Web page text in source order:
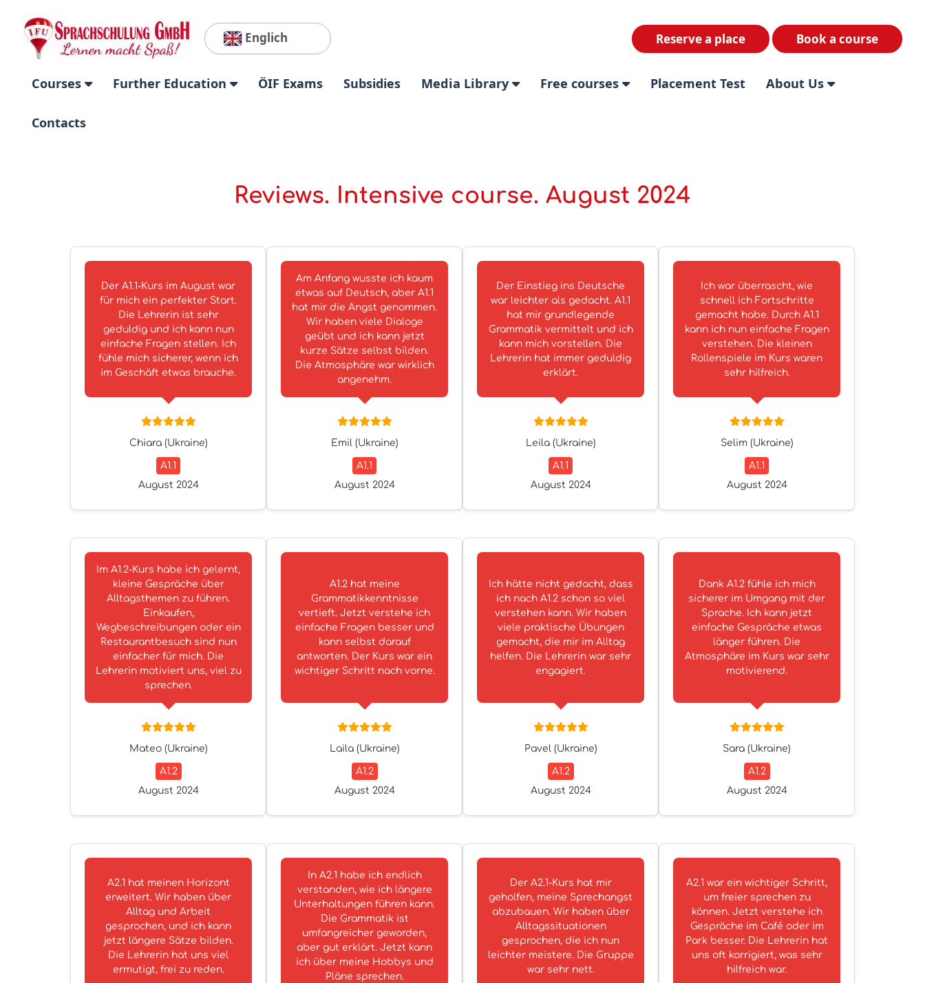
Englich Book a course
Reserve a place
Courses Further Education ÖIF Exams Subsidies Media Library Free courses Placement Test About Us
Contacts
Reviews. Intensive course. August 2024
Der A1.1-Kurs im August war
für mich ein perfekter Start.
Die Lehrerin ist sehr
geduldig und ich kann nun
einfache Fragen stellen. Ich
fühle mich sicherer, wenn ich
im Geschäft etwas brauche.
Chiara (Ukraine)
A1.1
August 2024
Am Anfang wusste ich kaum
etwas auf Deutsch, aber A1.1
hat mir die Angst genommen.
Wir haben viele Dialoge
geübt und ich kann jetzt
kurze Sätze selbst bilden.
Die Atmosphäre war wirklich
angenehm.
Emil (Ukraine)
A1.1
August 2024
Der Einstieg ins Deutsche
war leichter als gedacht. A1.1
hat mir grundlegende
Grammatik vermittelt und ich
kann mich vorstellen. Die
Lehrerin hat immer geduldig
erklärt.
Leila (Ukraine)
A1.1
August 2024
Ich war überrascht, wie
schnell ich Fortschritte
gemacht habe. Durch A1.1
kann ich nun einfache Fragen
verstehen. Die kleinen
Rollenspiele im Kurs waren
sehr hilfreich.
Selim (Ukraine)
A1.1
August 2024
Im A1.2-Kurs habe ich gelernt,
kleine Gespräche über
Alltagsthemen zu führen.
Einkaufen,
Wegbeschreibungen oder ein
Restaurantbesuch sind nun
einfacher für mich. Die
Lehrerin motiviert uns, viel zu
sprechen.
Mateo (Ukraine)
A1.2
August 2024
A1.2 hat meine
Grammatikkenntnisse
vertieft. Jetzt verstehe ich
einfache Fragen besser und
kann selbst darauf
antworten. Der Kurs war ein
wichtiger Schritt nach vorne.
Laila (Ukraine)
A1.2
August 2024
Ich hätte nicht gedacht, dass
ich nach A1.2 schon so viel
verstehen kann. Wir haben
viele praktische Übungen
gemacht, die mir im Alltag
helfen. Die Lehrerin war sehr
engagiert.
Pavel (Ukraine)
A1.2
August 2024
Dank A1.2 fühle ich mich
sicherer im Umgang mit der
Sprache. Ich kann jetzt
einfache Gespräche etwas
länger führen. Die
Atmosphäre im Kurs war sehr
motivierend.
Sara (Ukraine)
A1.2
August 2024
A2.1 hat meinen Horizont
erweitert. Wir haben über
Alltag und Arbeit
gesprochen, und ich kann
jetzt längere Sätze bilden.
Die Lehrerin hat uns viel
ermutigt, frei zu reden.
In A2.1 habe ich endlich
verstanden, wie ich längere
Unterhaltungen führen kann.
Die Grammatik ist
umfangreicher geworden,
aber gut erklärt. Jetzt kann
ich über meine Hobbys und
Pläne sprechen.
Der A2.1-Kurs hat mir
geholfen, meine Sprechangst
abzubauen. Wir haben über
Alltagssituationen
gesprochen, die ich nun
leichter meistere. Die Gruppe
war sehr nett.
A2.1 war ein wichtiger Schritt,
um freier sprechen zu
können. Jetzt verstehe ich
Gespräche im Café oder im
Park besser. Die Lehrerin hat
uns oft korrigiert, was sehr
hilfreich war.